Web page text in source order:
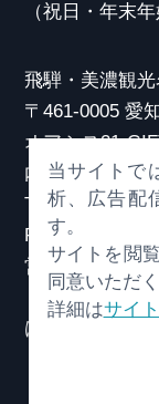
（祝日・年末
飛騨・美濃観
〒461-0005 愛
オアシス21
内
TEL：052-253-
FAX：052-253-
営業時間：
（原則、元日
は18:30まで
© （一社）
当サイトで
析、広告配
す。
サイトを閲
同意いただ
詳細はサイ